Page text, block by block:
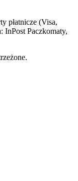
płatnicze (Visa,
InPost Paczkomaty,